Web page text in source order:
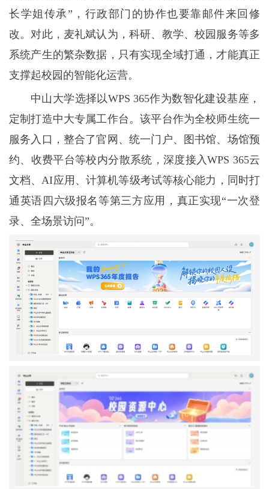
长学姐传承”，行政部门的协作也要靠邮件来回修
改。对此，麦礼斌认为，科研、教学、校园服务等多
系统产生的繁杂数据，只有实现全域打通，才能真正
支撑起校园的智能化运营。
中山大学选择以WPS 365作为数智化建设基座，
定制打造中大专属工作台。该平台作为全校师生统一
服务入口，整合了官网、统一门户、图书馆、场馆预
约、收费平台等校内分散系统，深度接入WPS 365云
文档、AI应用、计算机等级考试等核心能力，同时打
通英语四六级报名等第三方应用，真正实现“一次登
录、全场景访问”。